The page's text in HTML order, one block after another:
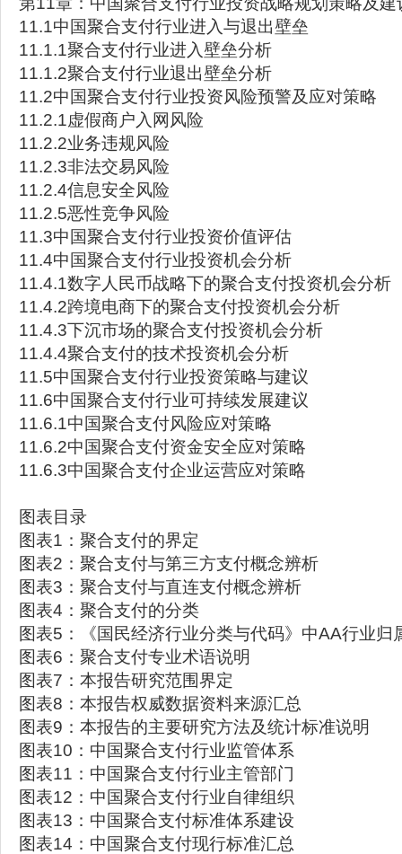
11.1中国聚合支付行业进入与退出壁垒
11.1.1聚合支付行业进入壁垒分析
11.1.2聚合支付行业退出壁垒分析
11.2中国聚合支付行业投资风险预警及应对策略
11.2.1虚假商户入网风险
11.2.2业务违规风险
11.2.3非法交易风险
11.2.4信息安全风险
11.2.5恶性竞争风险
11.3中国聚合支付行业投资价值评估
11.4中国聚合支付行业投资机会分析
11.4.1数字人民币战略下的聚合支付投资机会分析
11.4.2跨境电商下的聚合支付投资机会分析
11.4.3下沉市场的聚合支付投资机会分析
11.4.4聚合支付的技术投资机会分析
11.5中国聚合支付行业投资策略与建议
11.6中国聚合支付行业可持续发展建议
11.6.1中国聚合支付风险应对策略
11.6.2中国聚合支付资金安全应对策略
11.6.3中国聚合支付企业运营应对策略
图表目录
图表1：聚合支付的界定
图表2：聚合支付与第三方支付概念辨析
图表3：聚合支付与直连支付概念辨析
图表4：聚合支付的分类
图表5：《国民经济行业分类与代码》中AA行业归
图表6：聚合支付专业术语说明
图表7：本报告研究范围界定
图表8：本报告权威数据资料来源汇总
图表9：本报告的主要研究方法及统计标准说明
图表10：中国聚合支付行业监管体系
图表11：中国聚合支付行业主管部门
图表12：中国聚合支付行业自律组织
图表13：中国聚合支付标准体系建设
图表14：中国聚合支付现行标准汇总